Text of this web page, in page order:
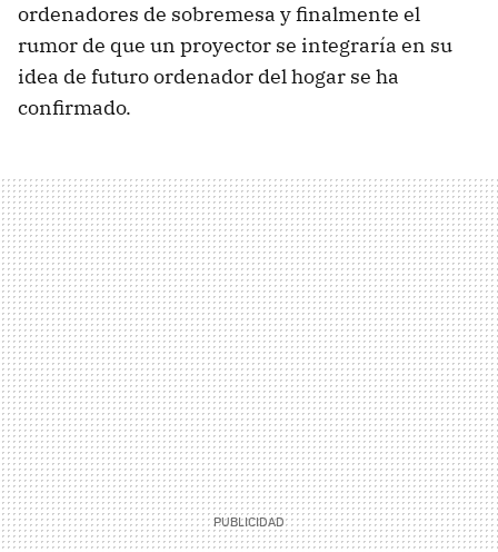
ordenadores de sobremesa y finalmente el
rumor de que un proyector se integraría en su
idea de futuro ordenador del hogar se ha
confirmado.